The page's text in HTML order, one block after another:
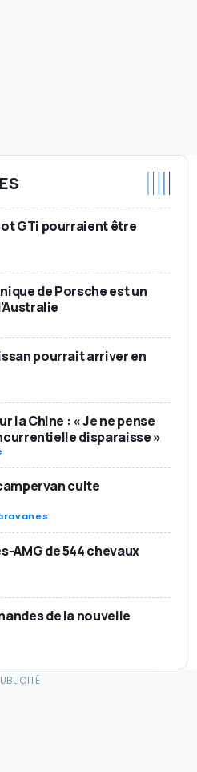
GTi pourraient être
de Porsche est un
pourrait arriver en
la Chine : « Je ne pense
disparaisse »
culte
AMG de 544 chevaux
de la nouvelle